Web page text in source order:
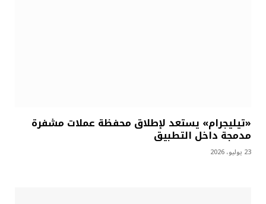
«تيليجرام» يستعد لإطلاق محفظة عملات مشفرة
مدمجة داخل التطبيق
23 يوليو، 2026